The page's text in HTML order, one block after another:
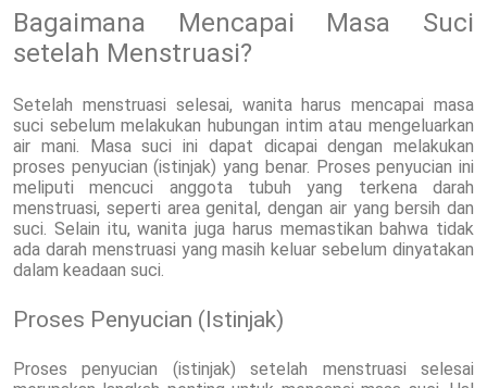
Bagaimana Mencapai Masa Suci
setelah Menstruasi?
Setelah menstruasi selesai, wanita harus mencapai masa
suci sebelum melakukan hubungan intim atau mengeluarkan
air mani. Masa suci ini dapat dicapai dengan melakukan
proses penyucian (istinjak) yang benar. Proses penyucian ini
meliputi mencuci anggota tubuh yang terkena darah
menstruasi, seperti area genital, dengan air yang bersih dan
suci. Selain itu, wanita juga harus memastikan bahwa tidak
ada darah menstruasi yang masih keluar sebelum dinyatakan
dalam keadaan suci.
Proses Penyucian (Istinjak)
Proses penyucian (istinjak) setelah menstruasi selesai